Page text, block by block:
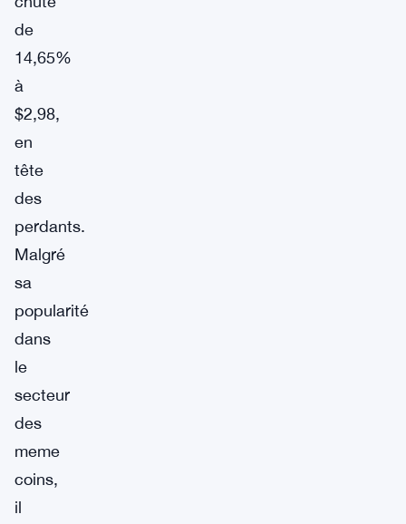
de
14,65%
à
$2,98,
en
tête
des
perdants.
Malgré
sa
popularité
dans
le
secteur
des
meme
coins,
il